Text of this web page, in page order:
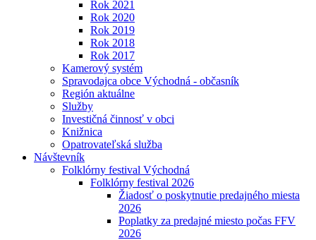
Rok 2021
Rok 2020
Rok 2019
Rok 2018
Rok 2017
Kamerový systém
Spravodajca obce Východná - občasník
Región aktuálne
Služby
Investičná činnosť v obci
Knižnica
Opatrovateľská služba
Návštevník
Folklórny festival Východná
Folklórny festival 2026
Žiadosť o poskytnutie predajného miesta
2026
Poplatky za predajné miesto počas FFV
2026